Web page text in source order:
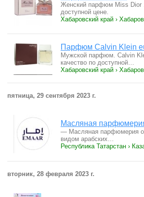
Женский парфюм Miss Dior
доступной цене.
Хабаровский край ›
Парфюм Calvin Klein
Мужской парфюм. Calvin
качество по доступной…
Хабаровский край ›
пятница, 29 сентября 2023 г.
Масляная
— Масляная парфюмерия
видом арабских…
Республика Татарстан ›
вторник, 28 февраля 2023 г.